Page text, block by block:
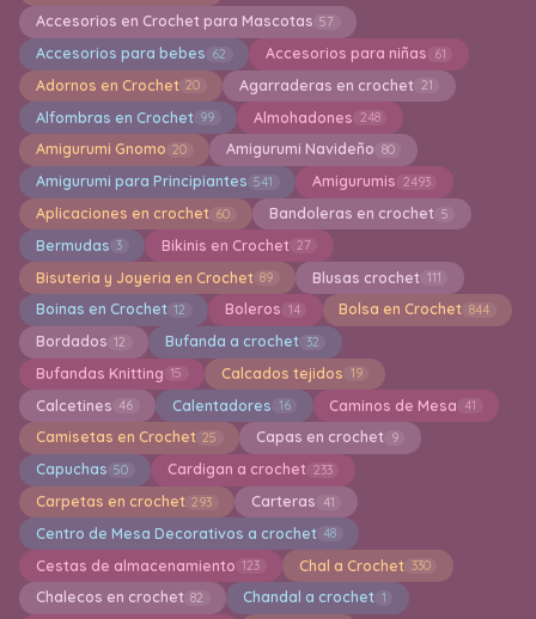
Accesorios en Crochet para Mascotas 57
Accesorios para bebes 62 Accesorios para niñas 61
Adornos en Crochet 20 Agarraderas en crochet 21
Alfombras en Crochet 99 Almohadones 248
Amigurumi Gnomo 20 Amigurumi Navideño 80
Amigurumi para Principiantes 541 Amigurumis 2493
Aplicaciones en crochet 60 Bandoleras en crochet 5
Bermudas 3 Bikinis en Crochet 27
Bisuteria y Joyeria en Crochet 89 Blusas crochet 111
Boinas en Crochet 12 Boleros 14 Bolsa en Crochet 844
Bordados 12 Bufanda a crochet 32
Bufandas Knitting 15 Calcados tejidos 19
Calcetines 46 Calentadores 16 Caminos de Mesa 41
Camisetas en Crochet 25 Capas en crochet 9
Capuchas 50 Cardigan a crochet 233
Carpetas en crochet 293 Carteras 41
Centro de Mesa Decorativos a crochet 48
Cestas de almacenamiento 123 Chal a Crochet 330
Chalecos en crochet 82 Chandal a crochet 1